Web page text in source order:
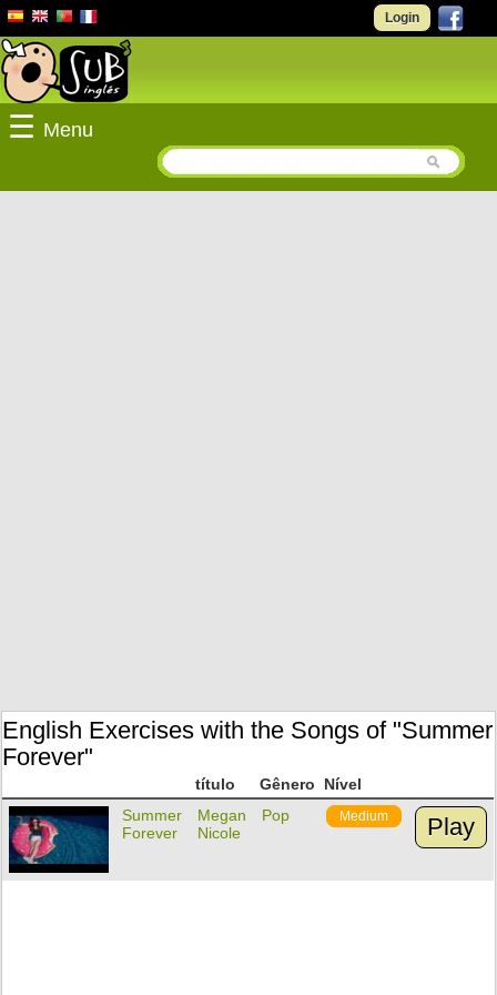
Login
☰ Menu
English Exercises with the Songs of "Summer
Forever"
título Gênero
Nível
Summer
Forever
Megan
Nicole
Pop Medium Play